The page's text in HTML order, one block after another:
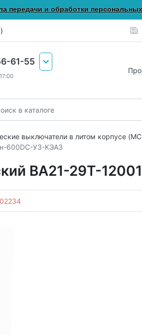
передачи и обработки
61-55
выключатели в литом корпусе
600DC-У3-КЭАЗ
ВА21-29Т-